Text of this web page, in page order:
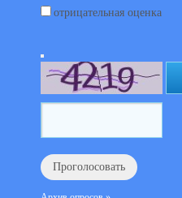
отрицательная оценка